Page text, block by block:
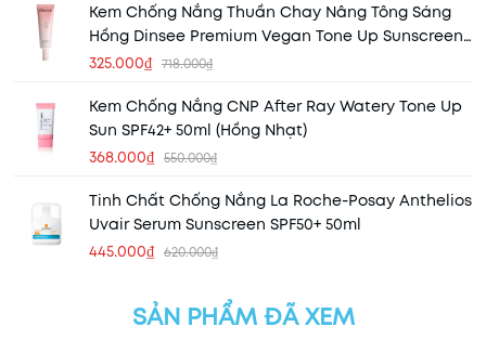
Kem Chống Nắng Thuần Chay Nâng Tông Sáng
Hồng Dinsee Premium Vegan Tone Up Sunscreen
SPF50+ 50ml
325.000₫ 718.000₫
Kem Chống Nắng CNP After Ray Watery Tone Up
Sun SPF42+ 50ml (Hồng Nhạt)
368.000₫ 550.000₫
Tinh Chất Chống Nắng La Roche-Posay Anthelios
Uvair Serum Sunscreen SPF50+ 50ml
445.000₫ 620.000₫
SẢN PHẨM ĐÃ XEM